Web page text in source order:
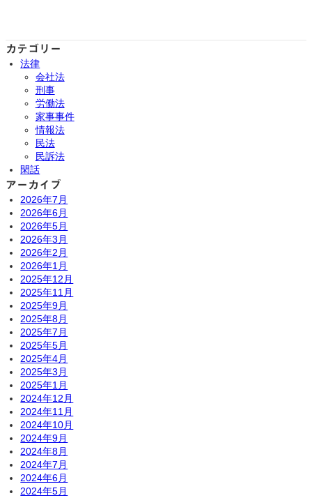
カテゴリー
法律
会社法
刑事
労働法
家事事件
情報法
民法
民訴法
閑話
アーカイブ
2026年7月
2026年6月
2026年5月
2026年3月
2026年2月
2026年1月
2025年12月
2025年11月
2025年9月
2025年8月
2025年7月
2025年5月
2025年4月
2025年3月
2025年1月
2024年12月
2024年11月
2024年10月
2024年9月
2024年8月
2024年7月
2024年6月
2024年5月